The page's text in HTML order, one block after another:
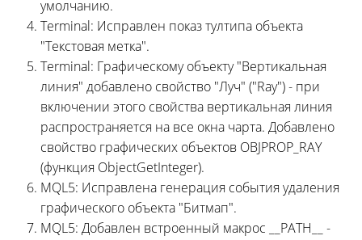
умолчанию.
Terminal: Исправлен показ тултипа объекта
"Текстовая метка".
Terminal: Графическому объекту "Вертикальная
линия" добавлено свойство "Луч" ("Ray") - при
включении этого свойства вертикальная линия
распространяется на все окна чарта. Добавлено
свойство графических объектов OBJPROP_RAY
(функция ObjectGetInteger).
MQL5: Исправлена генерация события удаления
графического объекта "Битмап".
MQL5: Добавлен встроенный макрос __PATH__ -